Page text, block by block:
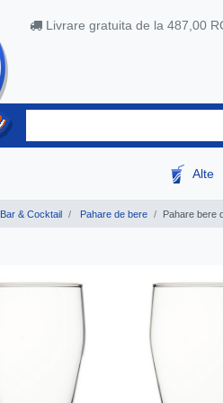
Livrare gratuita de la 487,00
Alte
Bar & Cocktail Pahare de bere Pahare bere